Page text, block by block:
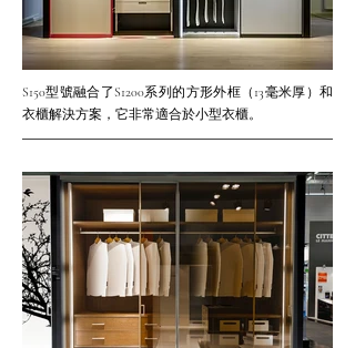
S150型號融合了S1200系列的方形外框（13毫米厚）和
衣櫃解決方案，它非常適合於小型衣櫃。